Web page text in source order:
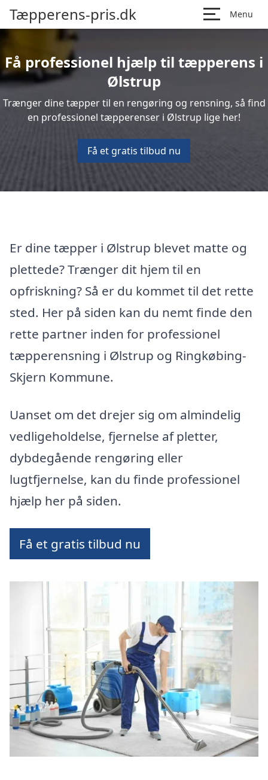
Tæpperens-pris.dk Menu
Få professionel hjælp til tæpperens i
Ølstrup
Trænger dine tæpper til en rengøring og rensning, så find
en professionel tæpperenser i Ølstrup lige her!
Få et gratis tilbud nu
Er dine tæpper i Ølstrup blevet matte og
plettede? Trænger dit hjem til en
opfriskning? Så er du kommet til det rette
sted. Her på siden kan du nemt finde den
rette partner inden for professionel
tæpperensning i Ølstrup og Ringkøbing-
Skjern Kommune.
Uanset om det drejer sig om almindelig
vedligeholdelse, fjernelse af pletter,
dybdegående rengøring eller
lugtfjernelse, kan du finde professionel
hjælp her på siden.
Få et gratis tilbud nu